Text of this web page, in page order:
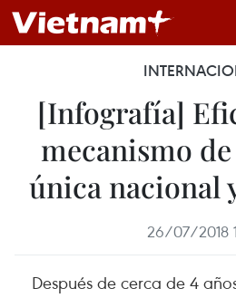
[Infografía]
mecanismo
única nacional
26/07/2018
Después de cerca de 4